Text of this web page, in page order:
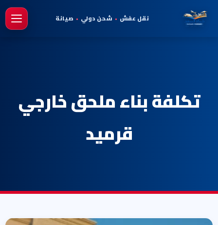
نقل عفش • شحن دولي • صيانة
تكلفة بناء ملحق خارجي
قرميد